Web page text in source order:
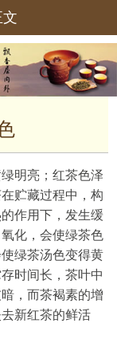
文
明亮；红茶色泽
贮藏过程中，构
作用下，发生缓
化，会使绿茶色
绿茶汤色变得黄
时间长，茶叶中
，而茶褐素的增
新红茶的鲜活